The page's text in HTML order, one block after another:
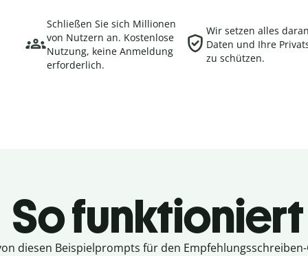
Schließen Sie sich Millionen
von Nutzern an. Kostenlose
Nutzung, keine Anmeldung
erforderlich.
Wir setzen alles
Daten und Ihre
zu schützen.
So
diesen Beispielprompts für den